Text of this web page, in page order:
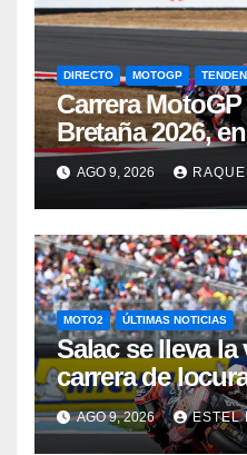
DIRECTO MOTOGP
Carrera
Bretaña 2026,
en vivo la
con Jorge
AGO 9, 2026
MOTO2 ÚLTIMAS NOTICIAS
Salac se lleva
carrera de
González ha
“Aleix
AGO 9, 2026 ESTEL